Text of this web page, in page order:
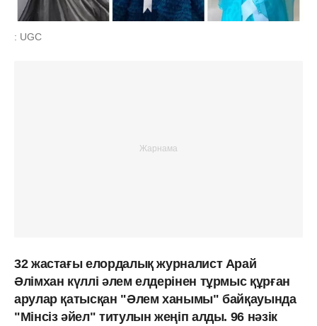
: UGC
32 жастағы елордалық журналист Арай
Әлімхан күллі әлем елдерінен тұрмыс құрған
арулар қатысқан "Әлем ханымы" байқауында
"Мінсіз әйел" титулын жеңіп алды. 96 нәзік